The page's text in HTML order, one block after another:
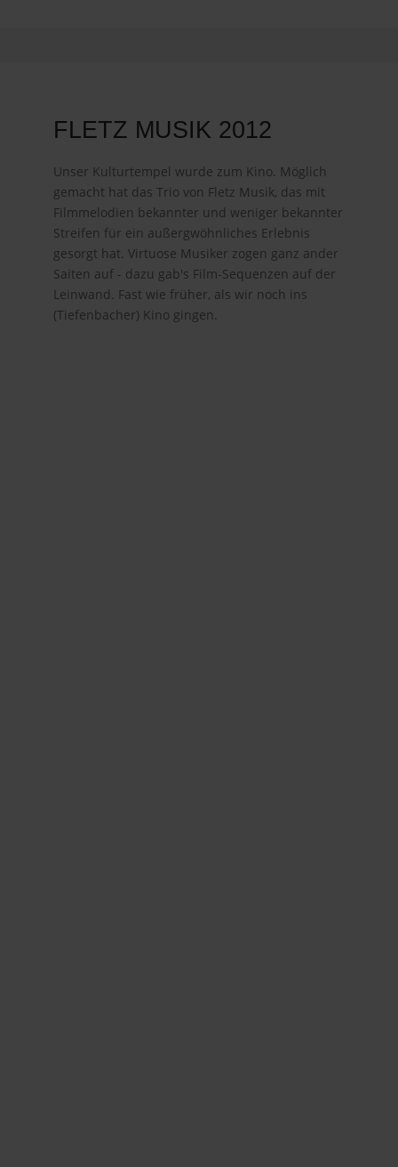
FLETZ MUSIK 2012
Unser Kulturtempel wurde zum Kino. Möglich
gemacht hat das Trio von Fletz Musik, das mit
Filmmelodien bekannter und weniger bekannter
Streifen für ein außergwöhnliches Erlebnis
gesorgt hat. Virtuose Musiker zogen ganz ander
Saiten auf - dazu gab's Film-Sequenzen auf der
Leinwand. Fast wie früher, als wir noch ins
(Tiefenbacher) Kino gingen.